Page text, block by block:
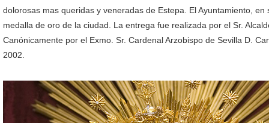
dolorosas mas queridas y veneradas de Estepa. El Ayuntamiento,
medalla de oro de la ciudad. La entrega fue realizada por el Sr.
Canónicamente por el Exmo. Sr. Cardenal Arzobispo de Sevilla D.
2002.